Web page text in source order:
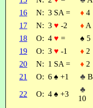
16
N: 3 SA = ♦ 4
17
N: 3 ♥ -2 ♦ A
18
O: 4 ♥ = ♠ 5
19
O: 3 ♥ -1 ♦ 2
20
N: 1 SA = ♦ 2
21
O: 6 ♠ +1 ♣ B
22 O: 4 ♠ +3
♣
10